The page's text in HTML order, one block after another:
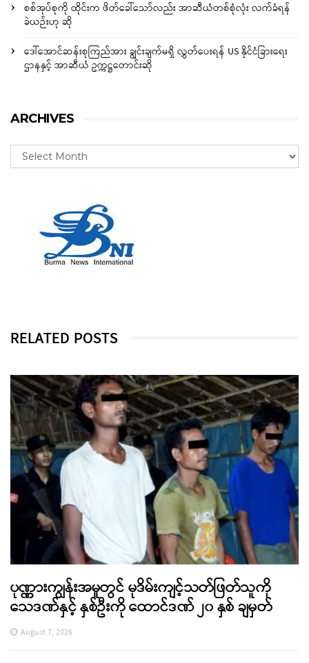
စစ်အုပ်စုကို ထိုင်းက ဖိတ်ခေါ်သော်လည်း အာဆီယံတစ်စုံလုံး လက်ခံရန်
ခဲယဉ်းဟု ဆို
ဒေါ်အောင်ဆန်းစုကြည်အား ချွင်းချက်မရှိ လွှတ်ပေးရန် US နိုင်ငံခြားရေး
ဌာနနှင့် အာဆီယံ ဥက္ကဋ္ဌတောင်းဆို
ARCHIVES
RELATED POSTS
ပုဏ္ဏားကျွန်းအမှုတွင် မုဒိမ်းကျင့်သတ်ဖြတ်သူကို
သေဒဏ်နှင့် နှစ်ဦးကို ထောင်ဒဏ် ၂၀ နှစ် ချမှတ်
August 7, 2026